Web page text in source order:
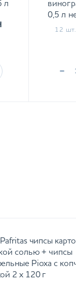
л
0,5 л
12 шт.
-
чипсы
солью + чипсы
Ріоха с
2 х 120 г